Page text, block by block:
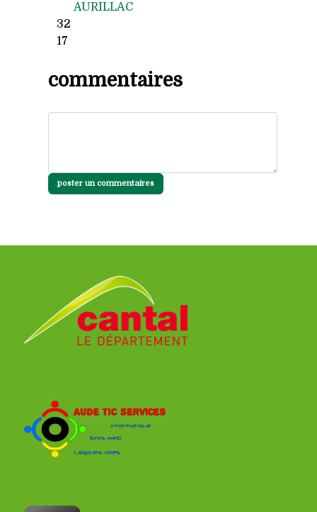
AURILLAC
32
17
commentaires
poster un commentaires